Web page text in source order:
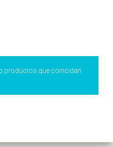
productos que coincidan